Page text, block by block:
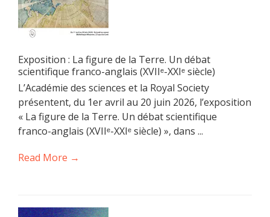
Exposition : La figure de la Terre. Un débat
scientifique franco-anglais (XVIIᵉ-XXIᵉ siècle)
L’Académie des sciences et la Royal Society
présentent, du 1er avril au 20 juin 2026, l’exposition
« La figure de la Terre. Un débat scientifique
franco-anglais (XVIIᵉ-XXIᵉ siècle) », dans ...
Read More →